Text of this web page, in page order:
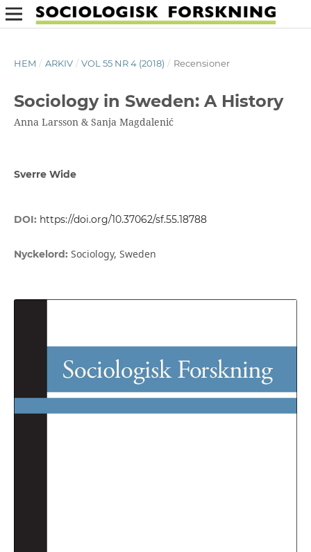
HEM / ARKIV / VOL 55 NR 4 (2018) / Recensioner
Sociology in Sweden: A History
Anna Larsson & Sanja Magdalenić
Sverre Wide
DOI: https://doi.org/10.37062/sf.55.18788
Nyckelord: Sociology, Sweden